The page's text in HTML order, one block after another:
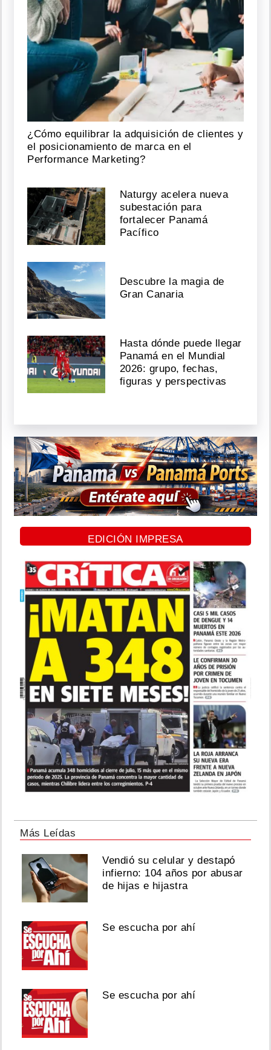
¿Cómo equilibrar la adquisición de clientes y
el posicionamiento de marca en el
Performance Marketing?
Naturgy acelera nueva
subestación para
fortalecer Panamá
Pacífico
Descubre la magia de
Gran Canaria
Hasta dónde puede llegar
Panamá en el Mundial
2026: grupo, fechas,
figuras y perspectivas
EDICIÓN IMPRESA
Más Leídas
Vendió su celular y destapó
infierno: 104 años por abusar
de hijas e hijastra
Se escucha por ahí
Se escucha por ahí